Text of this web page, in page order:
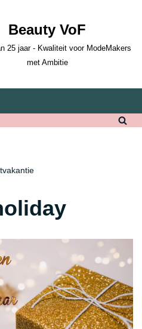
Beauty VoF
25 jaar - Kwaliteit voor ModeMakers
met Ambitie